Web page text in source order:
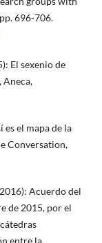
696-706.
El sexenio de
Aneca,
es el mapa de la
Conversation,
Acuerdo del
de 2015, por el
entre la